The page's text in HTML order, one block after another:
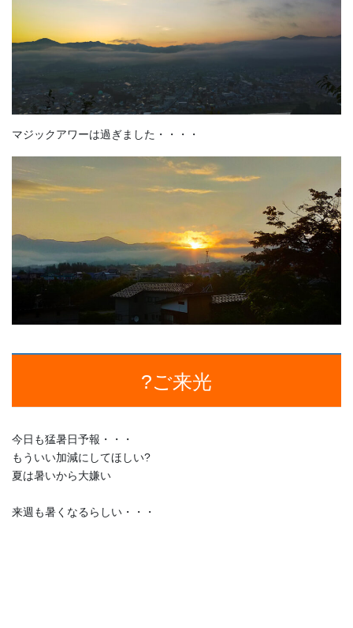
マジックアワーは過ぎました・・・・
?ご来光
今日も猛暑日予報・・・
もういい加減にしてほしい?
夏は暑いから大嫌い
来週も暑くなるらしい・・・